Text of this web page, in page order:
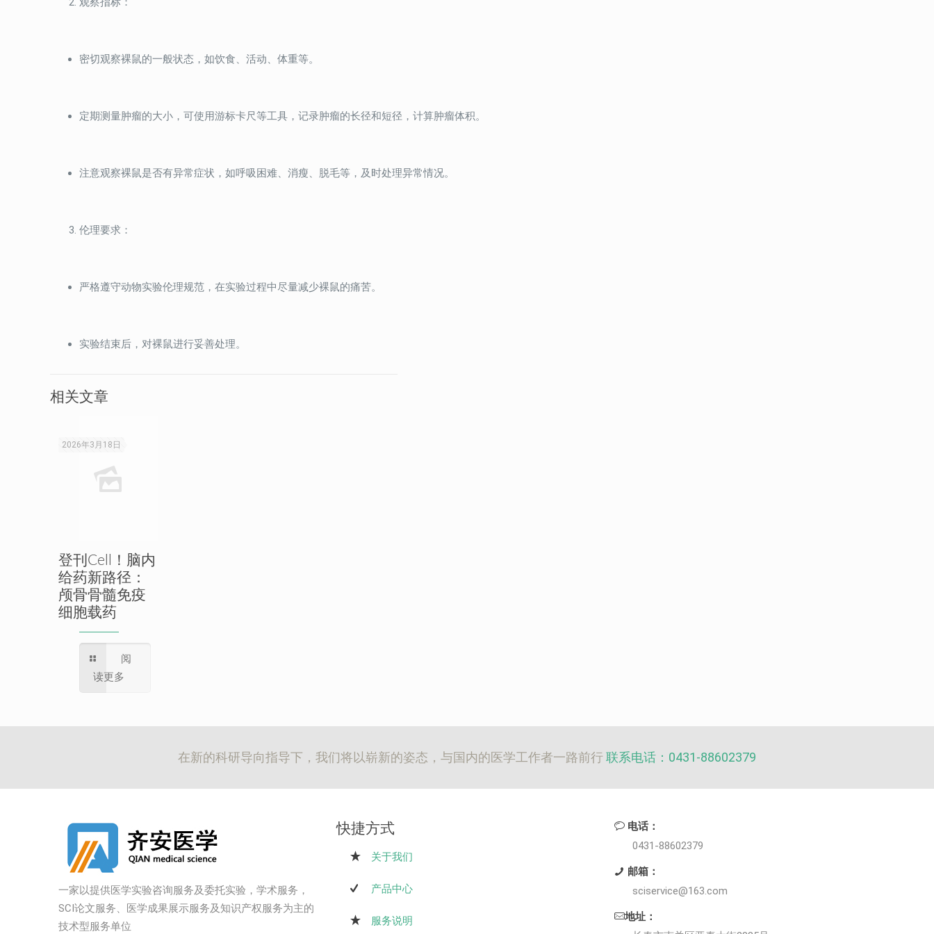
密切观察裸鼠的一般状态，如饮食、活动、体重等。
定期测量肿瘤的大小，可使用游标卡尺等工具，记录肿瘤的长径和短径，计算肿瘤体积。
注意观察裸鼠是否有异常症状，如呼吸困难、消瘦、脱毛等，及时处理异常情况。
伦理要求：
严格遵守动物实验伦理规范，在实验过程中尽量减少裸鼠的痛苦。
实验结束后，对裸鼠进行妥善处理。
相关文章
2026年3月18日
登刊Cell！脑内
给药新路径：
颅骨骨髓免疫
细胞载药
阅
读更多
在新的科研导向指导下，我们将以崭新的姿态，与国内的医学工作者一路前行联系电话：0431-88602379
一家以提供医学实验咨询服务及委托实验，学术服务，
SCI论文服务、医学成果展示服务及知识产权服务为主的
技术型服务单位
快捷方式
关于我们
产品中心
服务说明
电话：
0431-88602379
邮箱：
sciservice@163.com
地址：